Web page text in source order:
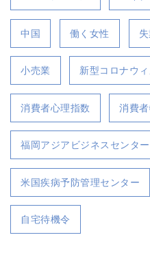
中国 働く女性
小売業 新型コロナウ
消費者心理指数 消費
福岡アジアビジネスセンター
米国疾病予防管理センター
自宅待機令